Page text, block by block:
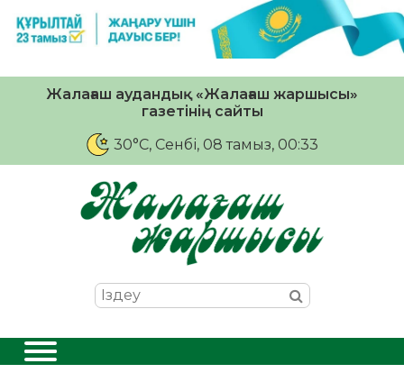
Жалағаш аудандық «Жалағаш жаршысы»
газетінің сайты
30°C, Сенбі, 08 тамыз, 00:33